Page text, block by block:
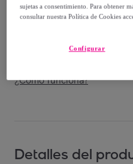
Envío gratis
Entrega: Entre el11/08
¿Cómo funciona?
Detalles del
sujetas a consentimiento. Para obtener
consultar nuestra Política de Cookies
Configurar